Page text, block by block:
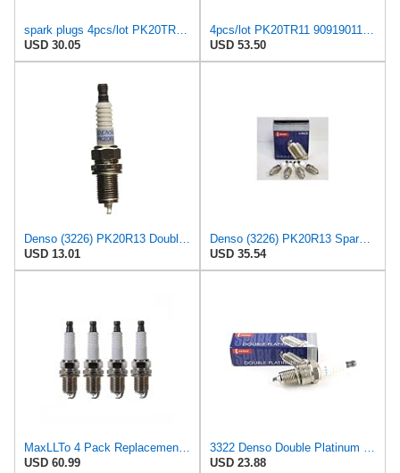
spark plugs 4pcs/lot PK20TR11 9091901194 Normal Spark Plug Compatible with Toyota Solara Compatible
USD 30.05
USD 53.50
USD 13.01
Denso (3226) PK20R13 Spark Plugs, Pack of 4
USD 35.54
MaxLLTo 4 Pack Replacement 3117 Spark Plug for Denso Auto PQ20R for NGK 3350 for Datsun for Nissan
USD 60.99
USD 23.88